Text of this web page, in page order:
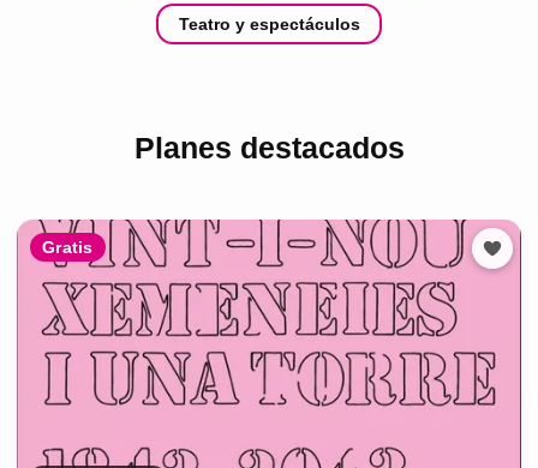
Teatro y espectáculos
Planes destacados
Gratis